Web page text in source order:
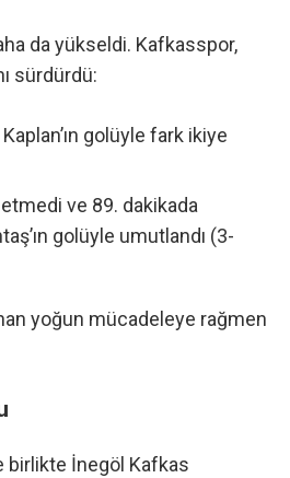
da yükseldi. Kafkasspor,
sürdürdü:
golüyle fark ikiye
ve 89. dakikada
golüyle umutlandı (3-
yoğun mücadeleye rağmen
birlikte İnegöl Kafkas